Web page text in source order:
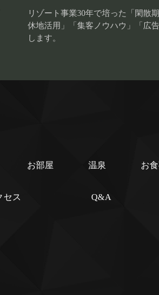
リゾート事業30年で培った「閑散
休地活用」「集客ノウハウ」「広
します。
お部屋 温泉 お
セス Q&A